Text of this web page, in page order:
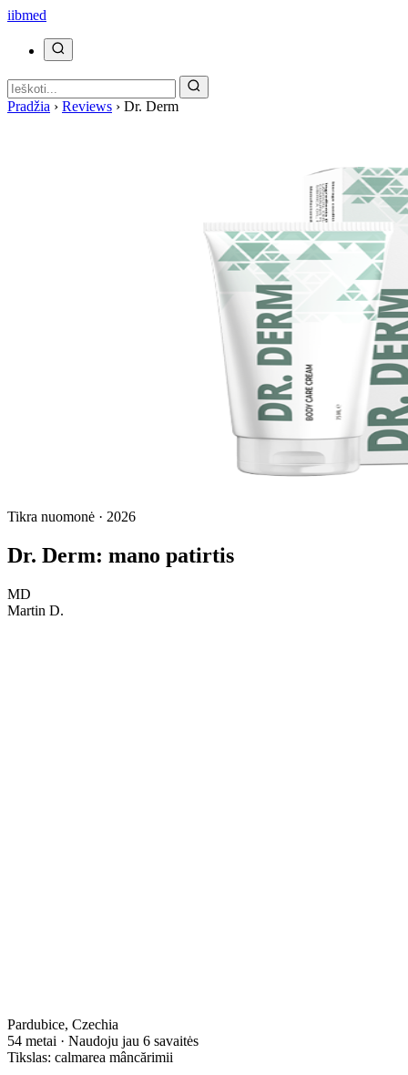
iibmed
Pradžia › Reviews › Dr. Derm
Tikra nuomonė · 2026
Dr. Derm: mano patirtis
MD
Martin D.
Pardubice, Czechia
54 metai · Naudoju jau 6 savaitės
Tikslas: calmarea mâncărimii